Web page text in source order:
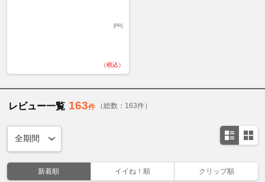
[PR]
（税込）
レビュー一覧 163件 （総数：163件）
新着順 イイね！順 クリップ順